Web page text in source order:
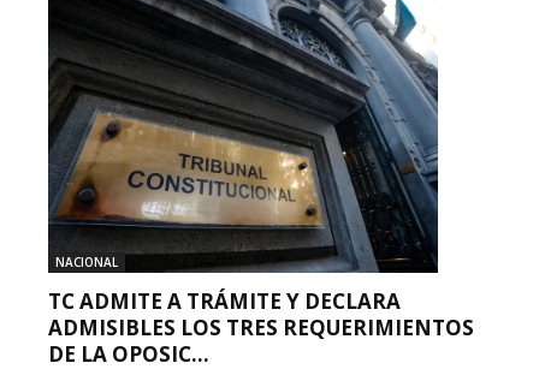
NACIONAL
TC ADMITE A TRÁMITE Y DECLARA
ADMISIBLES LOS TRES REQUERIMIENTOS
DE LA OPOSIC...